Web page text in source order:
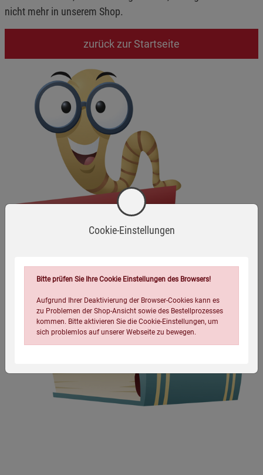
nicht mehr in unserem Shop.
zurück zur Startseite
Cookie-Einstellungen
Bitte prüfen Sie Ihre Cookie Einstellungen des Browsers!
Aufgrund Ihrer Deaktivierung der Browser-Cookies kann es
zu Problemen der Shop-Ansicht sowie des Bestellprozesses
kommen. Bitte aktivieren Sie die Cookie-Einstellungen, um
sich problemlos auf unserer Webseite zu bewegen.